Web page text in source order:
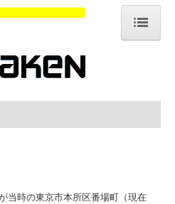
当時の東京市本所区番場町（現在